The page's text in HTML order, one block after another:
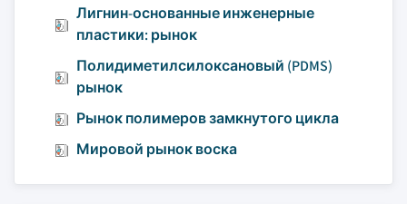
Лигнин-основанные инженерные
пластики: рынок
Полидиметилсилоксановый (PDMS)
рынок
Рынок полимеров замкнутого цикла
Мировой рынок воска